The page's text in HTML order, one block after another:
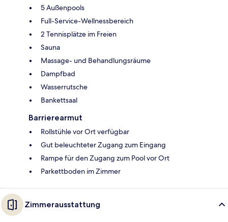
5 Außenpools
Full-Service-Wellnessbereich
2 Tennisplätze im Freien
Sauna
Massage- und Behandlungsräume
Dampfbad
Wasserrutsche
Bankettsaal
Barrierearmut
Rollstühle vor Ort verfügbar
Gut beleuchteter Zugang zum Eingang
Rampe für den Zugang zum Pool vor Ort
Parkettboden im Zimmer
Zimmerausstattung